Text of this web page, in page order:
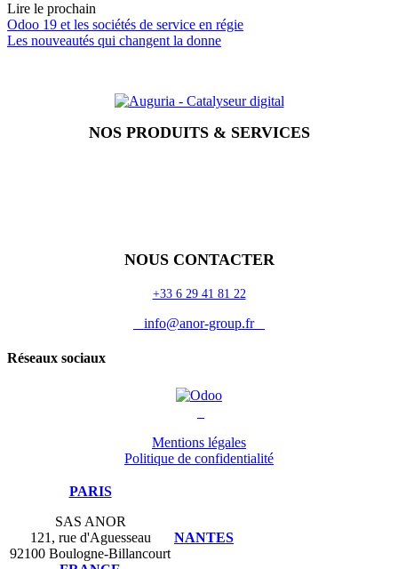
Lire le prochain
Odoo 19 et les sociétés de service en régie
Les nouveautés qui changent la donne
NOS PRODUITS & SERVICES
NOUS CONTACTER
+33 6 29 41 81 22
info@anor-group.fr
Réseaux sociaux
Mentions légales
Politique de confidentialité
PARIS
SAS ANOR
121, rue d'Aguesseau
92100 Boulogne-Billancourt
NANTES